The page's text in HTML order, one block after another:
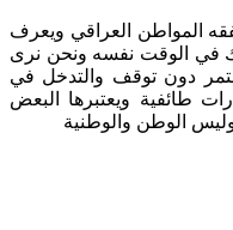
المواطن العراقي ويعرف
في الوقت نفسه ونحن نرى
دون توقف والتدخل في
طائفية ويعتبرها البعض
الوطن والوطنية